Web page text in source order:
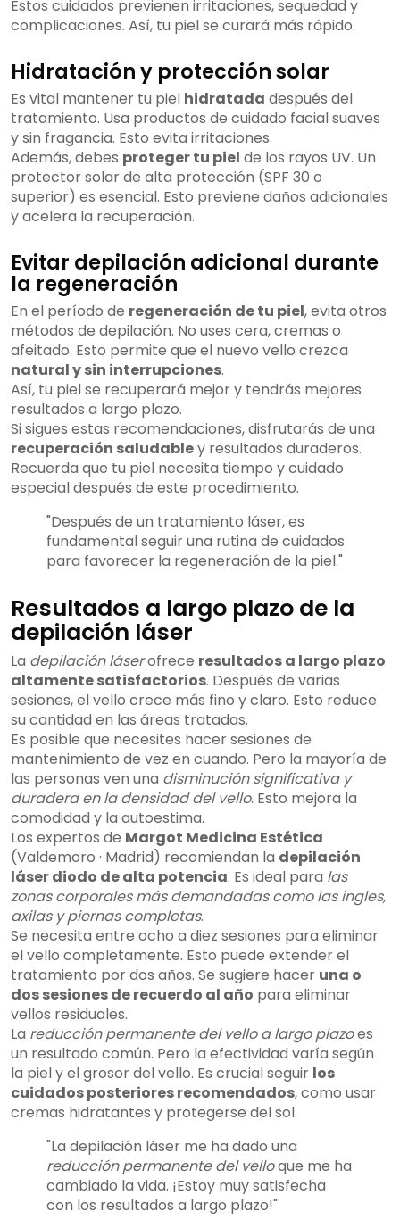
Estos cuidados previenen irritaciones, sequedad y
complicaciones. Así, tu piel se curará más rápido.
Hidratación y protección solar
Es vital mantener tu piel hidratada después del
tratamiento. Usa productos de cuidado facial suaves
y sin fragancia. Esto evita irritaciones.
Además, debes proteger tu piel de los rayos UV. Un
protector solar de alta protección (SPF 30 o
superior) es esencial. Esto previene daños adicionales
y acelera la recuperación.
Evitar depilación adicional durante
la regeneración
En el período de regeneración de tu piel, evita otros
métodos de depilación. No uses cera, cremas o
afeitado. Esto permite que el nuevo vello crezca
natural y sin interrupciones.
Así, tu piel se recuperará mejor y tendrás mejores
resultados a largo plazo.
Si sigues estas recomendaciones, disfrutarás de una
recuperación saludabley resultados duraderos.
Recuerda que tu piel necesita tiempo y cuidado
especial después de este procedimiento.
"Después de un tratamiento láser, es
fundamental seguir una rutina de cuidados
para favorecer la regeneración de la piel."
Resultados a largo plazo de la
depilación láser
La depilación láserofrece resultados a largo plazo
altamente satisfactorios. Después de varias
sesiones, el vello crece más fino y claro. Esto reduce
su cantidad en las áreas tratadas.
Es posible que necesites hacer sesiones de
mantenimiento de vez en cuando. Pero la mayoría de
las personas ven una disminución significativa y
duradera en la densidad del vello. Esto mejora la
comodidad y la autoestima.
Los expertos de Margot Medicina Estética
(Valdemoro · Madrid) recomiendan la depilación
láser diodo de alta potencia. Es ideal para las
zonas corporales más demandadas como las ingles,
axilas y piernas completas.
Se necesita entre ocho a diez sesiones para eliminar
el vello completamente. Esto puede extender el
tratamiento por dos años. Se sugiere hacer una o
dos sesiones de recuerdo al año para eliminar
vellos residuales.
La reducción permanente del vello a largo plazoes
un resultado común. Pero la efectividad varía según
la piel y el grosor del vello. Es crucial seguir los
cuidados posteriores recomendados, como usar
cremas hidratantes y protegerse del sol.
"La depilación láser me ha dado una
reducción permanente del velloque me ha
cambiado la vida. ¡Estoy muy satisfecha
con los resultados a largo plazo!"